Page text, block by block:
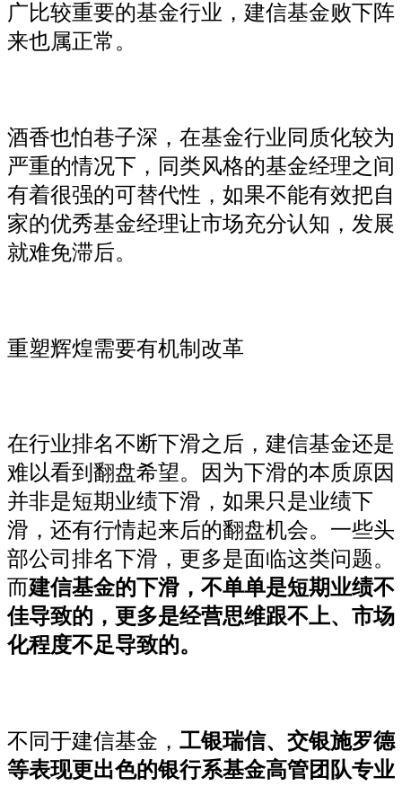
广比较重要的基金行业，建信基金败下阵
来也属正常。
酒香也怕巷子深，在基金行业同质化较为
严重的情况下，同类风格的基金经理之间
有着很强的可替代性，如果不能有效把自
家的优秀基金经理让市场充分认知，发展
就难免滞后。
重塑辉煌需要有机制改革
在行业排名不断下滑之后，建信基金还是
难以看到翻盘希望。因为下滑的本质原因
并非是短期业绩下滑，如果只是业绩下
滑，还有行情起来后的翻盘机会。一些头
部公司排名下滑，更多是面临这类问题。
而建信基金的下滑，不单单是短期业绩不
佳导致的，更多是经营思维跟不上、市场
化程度不足导致的。
不同于建信基金， 工银瑞信、交银施罗德
等表现更出色的银行系基金高管团队专业